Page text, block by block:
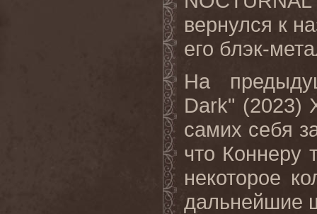
вернулся к
его блэк-
На
Dark" (2023)
самих себя
что Коннеру
некоторое
дальнейшие